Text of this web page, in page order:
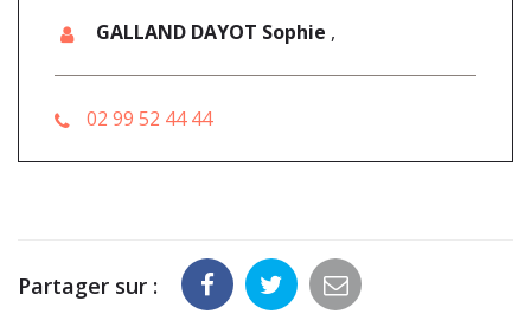
GALLAND DAYOT Sophie ,
02 99 52 44 44
Partager sur :